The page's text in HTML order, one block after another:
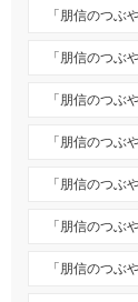
「朋信のつぶ
「朋信のつぶ
「朋信のつぶ
「朋信のつぶ
「朋信のつぶ
「朋信のつぶ
「朋信のつぶ